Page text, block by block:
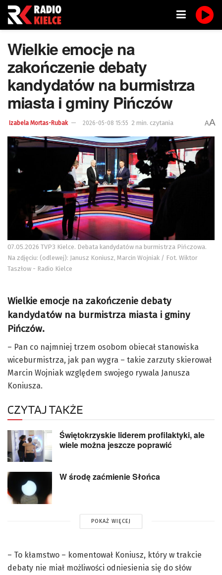
Wielkie emocje na
zakończenie debaty
kandydatów na burmistrza
miasta i gminy Pińczów
Izabela Mortas-Rubak 2026-05-08 15:55 2 min. czytania AA
07.05.2026 TVP3 Kielce. Debata kandydatów na burmistrza Pińczowa.
Na zdjęciu: (odlewej): Janusz Koniusz, Marcin Wojniak / Fot. Wiktor
Taszłow - Radio Kielce
Wielkie emocje na zakończenie debaty
kandydatów na burmistrza miasta i gminy
Pińczów.
– Pan co najmniej trzem osobom obiecał stanowiska
wiceburmistrza, jak pan wygra – takie zarzuty skierował
Marcin Wojniak względem swojego rywala Janusza
Koniusza.
CZYTAJ TAKŻE
Świętokrzyskie liderem profilaktyki, ale
wiele można jeszcze poprawić
W środę zaćmienie Słońca
POKAŻ WIĘCEJ
– To kłamstwo – komentował Koniusz, który w trakcie
debaty nie miał możliwości odniesienia się do słów